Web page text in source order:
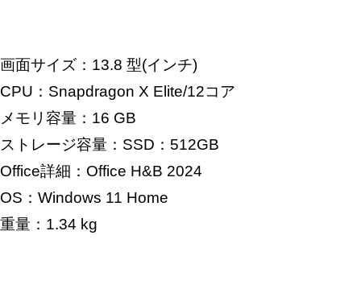
画面サイズ：13.8 型(インチ)
CPU：Snapdragon X Elite/12コア
メモリ容量：16 GB
ストレージ容量：SSD：512GB
Office詳細：Office H&B 2024
OS：Windows 11 Home
重量：1.34 kg